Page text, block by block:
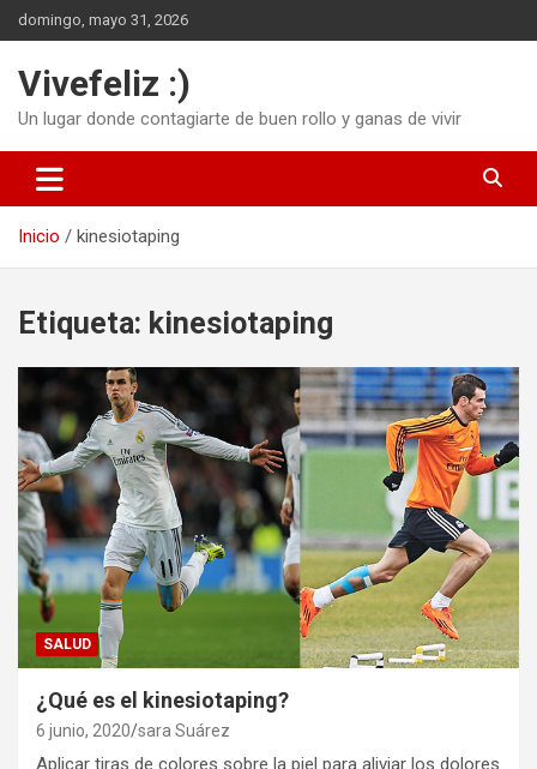
Saltar
al
domingo, mayo 31, 2026
Vivefeliz :)
Un lugar donde contagiarte de buen rollo y ganas de vivir
Inicio kinesiotaping
Etiqueta: kinesiotaping
SALUD
¿Qué es el kinesiotaping?
6 junio, 2020 sara Suárez
Aplicar tiras de colores sobre la piel para aliviar los dolores